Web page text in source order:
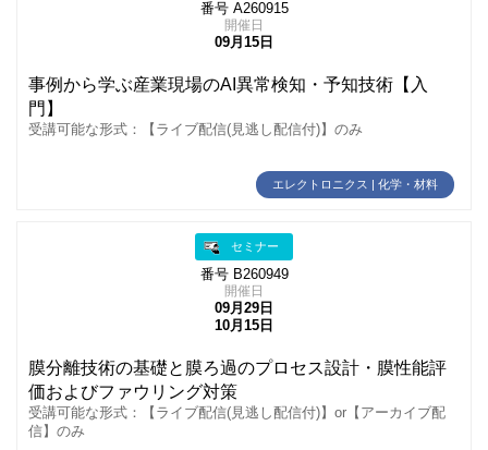
番号 A260915
開催日
09月15日
事例から学ぶ産業現場のAI異常検知・予知技術【入
門】
受講可能な形式：【ライブ配信(見逃し配信付)】のみ
エレクトロニクス | 化学・材料
セミナー
番号 B260949
開催日
09月29日
10月15日
膜分離技術の基礎と膜ろ過のプロセス設計・膜性能評
価およびファウリング対策
受講可能な形式：【ライブ配信(見逃し配信付)】or【アーカイブ配
信】のみ